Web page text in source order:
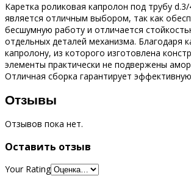
Каретка роликовая капролон под трубу
является отличным выбором, так как
бесшумную работу и отличается
отдельных деталей механизма. Благодаря
капролону, из которого изготовлена
элементы практически не подвержены
Отличная сборка гарантирует
Отзывы
Отзывов пока нет.
Оставить отзыв
Your Rating